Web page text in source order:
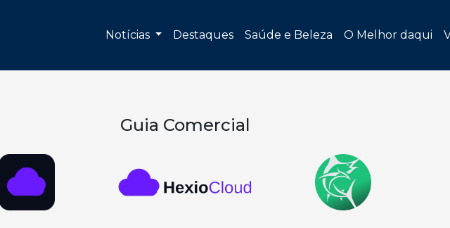
Notícias Destaques Saúde e Beleza O Melhor daqui
Guia Comercial